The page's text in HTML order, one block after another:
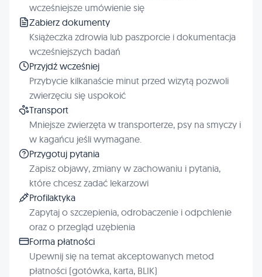
wcześniejsze umówienie się
Zabierz dokumenty
Książeczka zdrowia lub paszporcie i dokumentacja
wcześniejszych badań
Przyjdź wcześniej
Przybycie kilkanaście minut przed wizytą pozwoli
zwierzęciu się uspokoić
Transport
Mniejsze zwierzęta w transporterze, psy na smyczy i
w kagańcu jeśli wymagane.
Przygotuj pytania
Zapisz objawy, zmiany w zachowaniu i pytania,
które chcesz zadać lekarzowi
Profilaktyka
Zapytaj o szczepienia, odrobaczenie i odpchlenie
oraz o przegląd uzębienia
Forma płatności
Upewnij się na temat akceptowanych metod
płatności (gotówka, karta, BLIK)